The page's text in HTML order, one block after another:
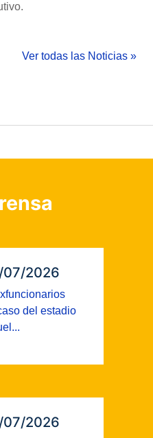
Ver todas las Noticias »
07/2026
del estadio
07/2026